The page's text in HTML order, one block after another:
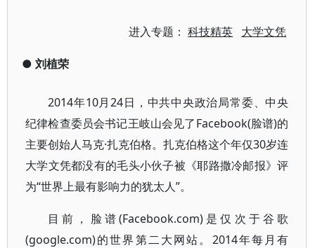
进入专题：科技精英 大学文凭
● 刘植荣
2014年10月24日，中共中央政治局常委、中央
纪律检查委员会书记王岐山会见了Facebook(脸谱)的
主要创始人马克·扎克伯格。扎克伯格这个年仅30岁连
大学文凭都没有的毛头小伙子被《耶路撒冷邮报》评
为“世界上最有影响力的犹太人”。
目前，脸谱(Facebook.com)是仅次于谷歌
(google.com)的世界第二大网站。2014年每月有